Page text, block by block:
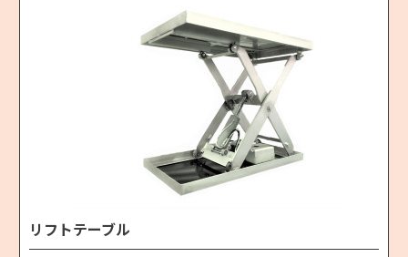
リフトテーブル